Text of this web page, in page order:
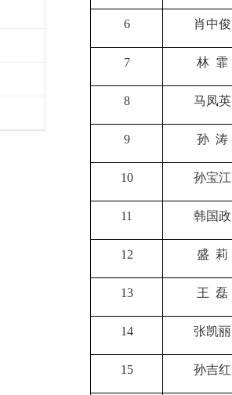
6 肖中俊
7 林 霏
8 马凤英
9 孙 涛
10 孙宝江
11 韩国政
12 盛 莉
13 王 磊
14 张凯丽
15 孙吉红